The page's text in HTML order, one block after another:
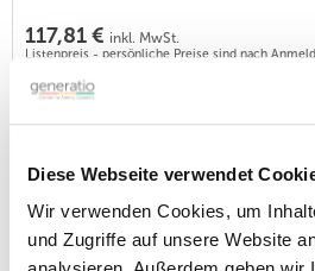
Diese Webseite verwendet
Wir verwenden Cookies, um
und Zugriffe auf unsere Website
117,81 € inkl. MwSt.
Listenpreis - persönliche Preise sind nach
Dieses SNP Marker basierte DNA
Zielsetzung wie die bisher üblichen
- Herkunftsnachweis - Basis für
Analytik, das Ergebnis erhalten Sie als
der Online-Tierakte